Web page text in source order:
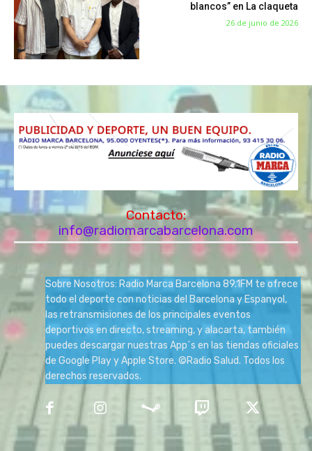
blancos” en La claqueta
26 de junio de 2026
Contacto:
info@radiomarcabarcelona.com
Sobre Nosotros: Radio Marca Barcelona 89.1FM te ofrece
todo el deporte con noticias del Barcelona y Espanyol,
las retransmisiones de los principales eventos
deportivos en directo, streaming, y alacarta, también
puedes descargar nuestras App´s en las tiendas oficiales
de Google Play y Apple Store. ©Radio Salud. Todos los
derechos reservados.